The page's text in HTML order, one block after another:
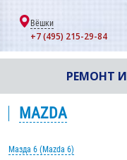
Вёшки
+7 (495) 215-29-84
РЕМОНТ
MAZDA
Мазда 6 (Mazda 6)